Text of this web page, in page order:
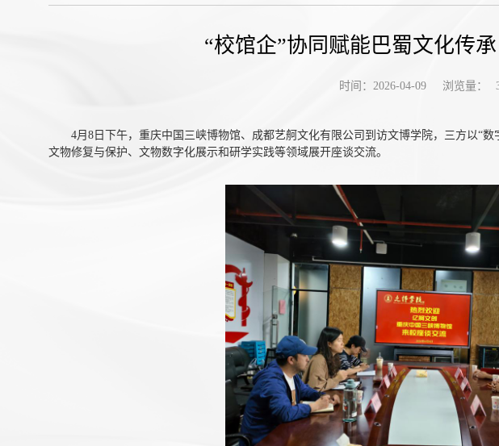
“校馆企”协同赋能巴蜀文化传
时间：2026-04-09 浏览量：
4月8日下午，重庆中国三峡博物馆、成都艺舸文化有限公司到访文博学院，三方以“
文物修复与保护、文物数字化展示和研学实践等领域展开座谈交流。